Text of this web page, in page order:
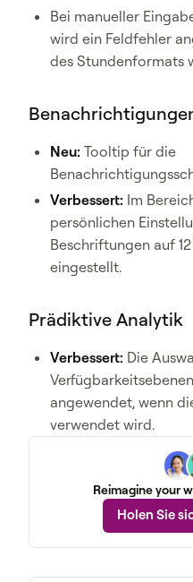
Bei manueller
wird ein Feldfehler
des Stundenformats
Neu: Tooltip für die
Verbessert: Im
persönlichen
Beschriftungen auf
eingestellt.
Prädiktive Analytik
Verbessert: Die
angewendet, wenn
verwendet wird.
Reimagine your
Holen Sie